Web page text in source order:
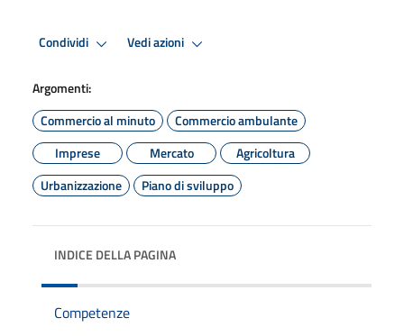
Condividi Vedi azioni
Argomenti:
Commercio al minuto
Commercio ambulante
Imprese
Mercato
Agricoltura
Urbanizzazione
Piano di sviluppo
INDICE DELLA PAGINA
Competenze